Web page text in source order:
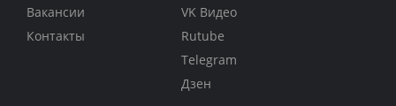
Вакансии
Контакты
VK Видео
Rutube
Telegram
Дзен